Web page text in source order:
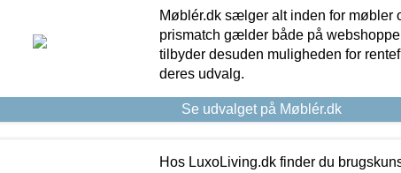
Møblér.dk sælger alt inden for møbler
prismatch gælder både på
tilbyder desuden muligheden for
deres udvalg.
Se udvalget på Møblér.dk
Hos LuxoLiving.dk finder du